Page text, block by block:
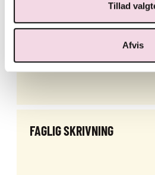
Tillad
Afvis
FAGLIG SKRIVNING
FAGLIG SKRIVNING